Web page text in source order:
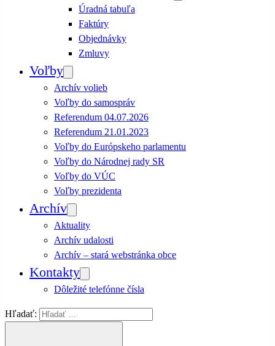
Úradná tabuľa
Faktúry
Objednávky
Zmluvy
Voľby
Archív volieb
Voľby do samospráv
Referendum 04.07.2026
Referendum 21.01.2023
Voľby do Európskeho parlamentu
Voľby do Národnej rady SR
Voľby do VÚC
Voľby prezidenta
Archív
Aktuality
Archív udalosti
Archív – stará webstránka obce
Kontakty
Dôležité telefónne čísla
Hľadať: